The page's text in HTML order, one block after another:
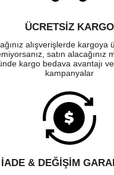
ÜCRETSIZ KARGO
alışverişlerde kargoya
satın alacağınız
kargo bedava avantajı
kampanyalar
İADE & DEĞİŞİM